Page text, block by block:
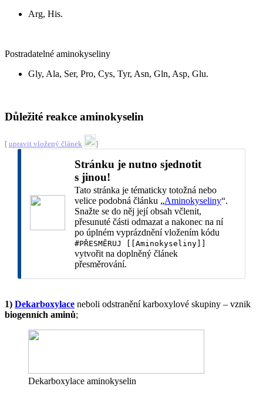
Arg, His.
Postradatelné aminokyseliny
Gly, Ala, Ser, Pro, Cys, Tyr, Asn, Gln, Asp, Glu.
Důležité reakce aminokyselin
[ upravit vložený článek ]
Stránku je nutno sjednotit
s jinou!
Tato stránka je tématicky totožná nebo
velice podobná článku „Aminokyseliny“.
Snažte se do něj její obsah včlenit,
přesunuté části odmazat a nakonec na ní
po úplném vyprázdnění vložením kódu
#PŘESMĚRUJ [[Aminokyseliny]]
vytvořit na doplněný článek
přesměrování.
1) Dekarboxylace neboli odstranění karboxylové skupiny – vznik
biogenních aminů;
Dekarboxylace aminokyselin